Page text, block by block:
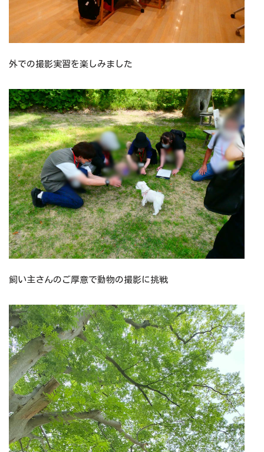
外での撮影実習を楽しみました
飼い主さんのご厚意で動物の撮影に挑戦